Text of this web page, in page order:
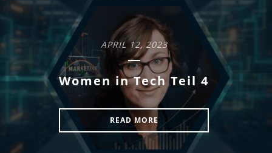
APRIL 12, 2023
Women in Tech Teil 4
READ MORE